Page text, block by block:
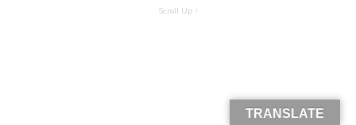
Scroll Up ↑
TRANSLATE